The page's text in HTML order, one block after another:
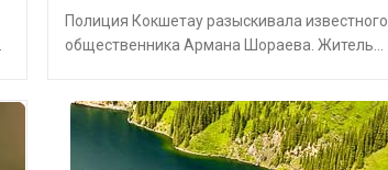
Полиция Кокшетау разыскивала известного
общественника Армана Шораева. Житель